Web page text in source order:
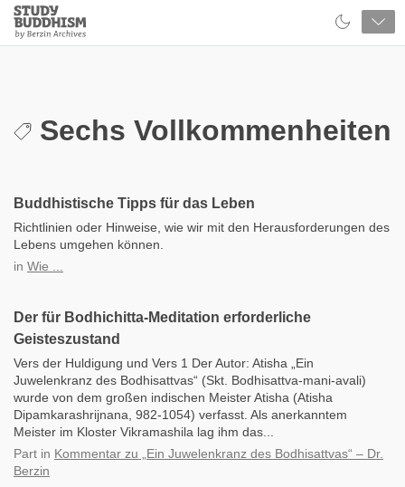
Close
Study
Buddhism
Sechs Vollkommenheiten
Buddhistische Tipps für das Leben
Richtlinien oder Hinweise, wie wir mit den Herausforderungen des
Lebens umgehen können.
in Wie ...
Der für Bodhichitta-Meditation erforderliche
Geisteszustand
Vers der Huldigung und Vers 1 Der Autor: Atisha „Ein
Juwelenkranz des Bodhisattvas“ (Skt. Bodhisattva-mani-avali)
wurde von dem großen indischen Meister Atisha (Atisha
Dipamkarashrijnana, 982-1054) verfasst. Als anerkanntem
Meister im Kloster Vikramashila lag ihm das...
Part in Kommentar zu „Ein Juwelenkranz des Bodhisattvas“ – Dr.
Berzin